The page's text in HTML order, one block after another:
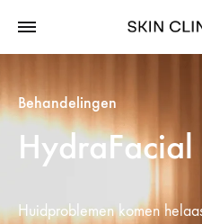
Behandelingen
Huidproblemen komen